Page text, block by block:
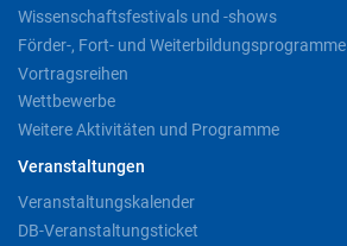
Wissenschaftsfestivals und -shows
Förder-, Fort- und Weiterbildungsprogramme
Vortragsreihen
Wettbewerbe
Weitere Aktivitäten und Programme
Veranstaltungen
Veranstaltungskalender
DB-Veranstaltungsticket